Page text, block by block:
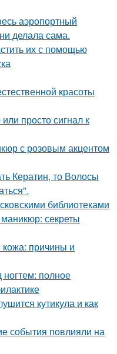
аэропортный
делала сама.
их с помощью
красоты
просто сигнал к
с розовым акцентом
Кератин, то Волосы
библиотеками
секреты
кожа: причины и
полное
кутикула и как
события повлияли на